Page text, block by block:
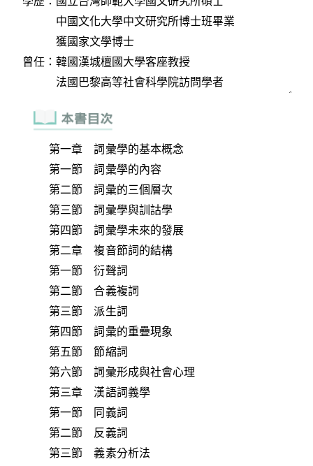
第一章 詞彙學的基本概念
第一節 詞彙學的內容
第二節 詞彙的三個層次
第三節 詞彙學與訓詁學
第四節 詞彙學未來的發展
第二章 複音節詞的結構
第一節 衍聲詞
第二節 合義複詞
第三節 派生詞
第四節 詞彙的重疊現象
第五節 節縮詞
第六節 詞彙形成與社會心理
第三章 漢語詞義學
第一節 同義詞
第二節 反義詞
第三節 義素分析法